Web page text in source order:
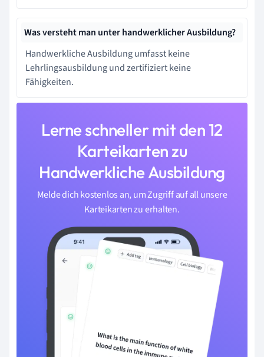
Was versteht man unter handwerklicher Ausbildung?
Handwerkliche Ausbildung umfasst keine
Lehrlingsausbildung und zertifiziert keine
Fähigkeiten.
Lerne schneller mit den 12
Karteikarten zu
Handwerkliche Ausbildung
Melde dich kostenlos an, um Zugriff auf all unsere
Karteikarten zu erhalten.